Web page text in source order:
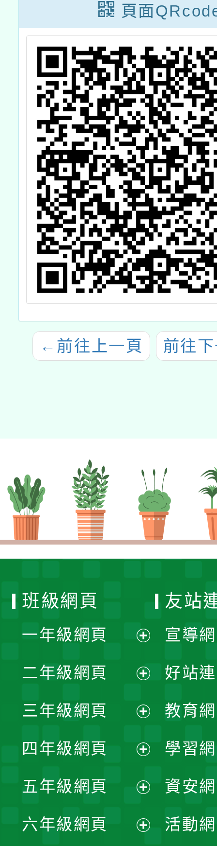
體系中面對原住
民學生」專家座
談
全英
頁面
← 前往上一頁 前往
班級網頁
一年級網頁
開
選
單
二年級網頁
開
選
單
三年級網頁
開
選
單
四年級網頁
開
選
五年級網頁
開
六年級網頁
友站
宣導
好站
教育
學習
資安
活動